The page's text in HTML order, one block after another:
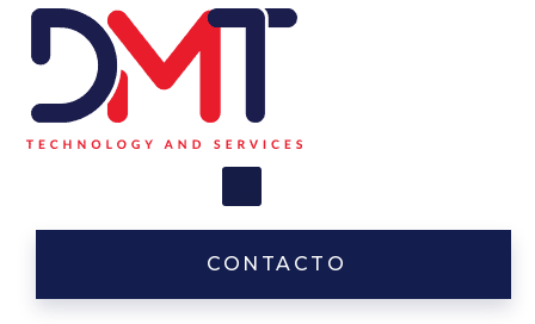
Saltar
al
contenido
CONTACTO